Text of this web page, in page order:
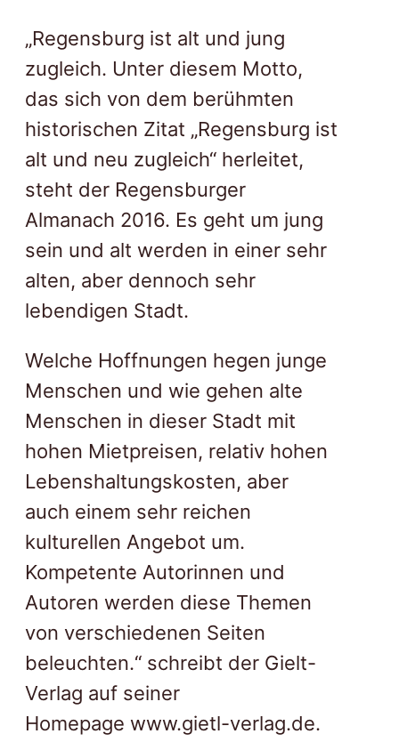
„Regensburg ist alt und jung
zugleich. Unter diesem Motto,
das sich von dem berühmten
historischen Zitat „Regensburg ist
alt und neu zugleich“ herleitet,
steht der Regensburger
Almanach 2016. Es geht um jung
sein und alt werden in einer sehr
alten, aber dennoch sehr
lebendigen Stadt.
Welche Hoffnungen hegen junge
Menschen und wie gehen alte
Menschen in dieser Stadt mit
hohen Mietpreisen, relativ hohen
Lebenshaltungskosten, aber
auch einem sehr reichen
kulturellen Angebot um.
Kompetente Autorinnen und
Autoren werden diese Themen
von verschiedenen Seiten
beleuchten.“ schreibt der Gielt-
Verlag auf seiner
Homepage www.gietl-verlag.de.